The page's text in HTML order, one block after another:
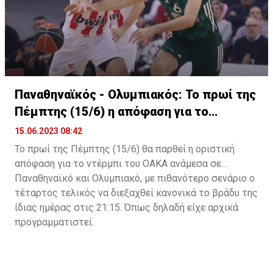
όποιες διαδικασίες με τον Νικ Καλάθη.
Παναθηναϊκός - Ολυμπιακός: Το πρωί της
Πέμπτης (15/6) η απόφαση για το
ντέρμπι
15.06.2023 08:42
Το πρωί της Πέμπτης (15/6) θα παρθεί η οριστική
απόφαση για το ντέρμπι του ΟΑΚΑ ανάμεσα σε
Παναθηναϊκό και Ολυμπιακό, με πιθανότερο σενάριο ο
τέταρτος τελικός να διεξαχθεί κανονικά το βράδυ της
ίδιας ημέρας στις 21:15. Όπως δηλαδή είχε αρχικά
προγραμματιστεί.